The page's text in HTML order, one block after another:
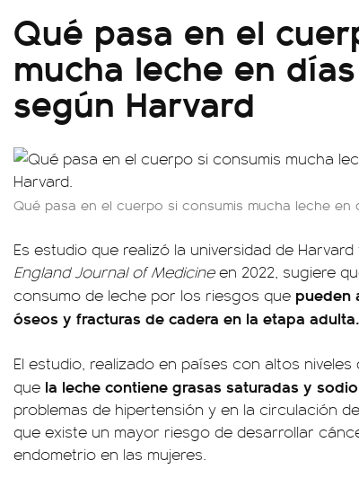
Qué pasa en el
mucha leche en
según Harvard
Qué pasa en el cuerpo si consumis mucha leche en
Es estudio que realizó la universidad de
England Journal of Medicineen 2022, sugiere
consumo de leche por los riesgos que pueden
óseos y fracturas de cadera en la etapa adulta.
El estudio, realizado en países con altos
que la leche contiene grasas saturadas y sodio
problemas de hipertensión y en la circulación
que existe un mayor riesgo de desarrollar
endometrio en las mujeres.